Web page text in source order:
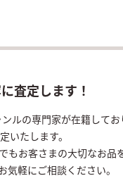
査定します！
ルの専門家が在籍して
いたします。
もお客さまの大切なお品
気軽にご相談ください。